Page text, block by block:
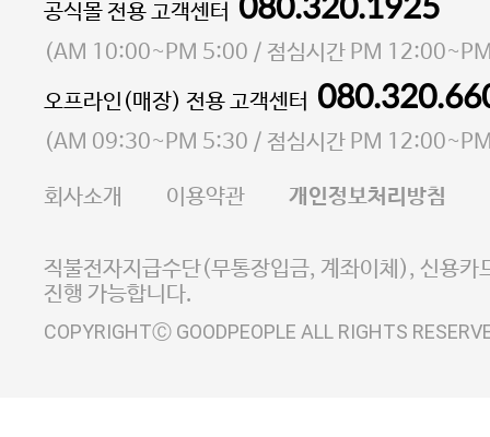
대표 이성현,박영환| 개인정보관리책임자 김상현
소재지 서울특별시 마포구 마포대로4다길 41 마포
통신판매업 신고번호 2023-서울마포-3931호
사업자등록번호 105-81-58242
E-MAIL goodpeople@gpin.co.kr
사업자정보확인
이니시스 에스크로 서비
공식몰 전용 고객센터 080.320.1925
(AM 10:00~PM 5:00 / 점심시간 PM
오프라인(매장) 전용 고객센터
(AM 09:30~PM 5:30 / 점심시간 PM
회사소개 이용약관 개인정보처리방침
직불전자지급수단(무통장입금, 계좌이체), 신용카
진행 가능합니다.
COPYRIGHTⒸ GOODPEOPLE ALL RIGHTS